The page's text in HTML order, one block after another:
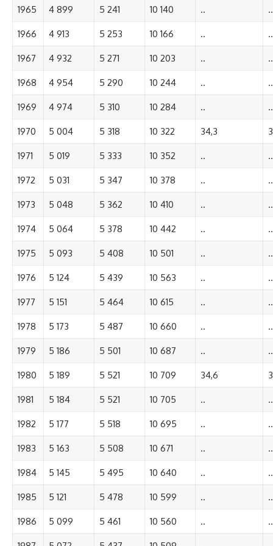
1965 4 899 5 241 10 140 .. ..
1966 4 913 5 253 10 166 .. ..
1967 4 932 5 271 10 203 .. ..
1968 4 954 5 290 10 244 .. ..
1969 4 974 5 310 10 284 .. ..
1970 5 004 5 318 10 322 34,3
1971 5 019 5 333 10 352 .. ..
1972 5 031 5 347 10 378 .. ..
1973 5 048 5 362 10 410 .. ..
1974 5 064 5 378 10 442 .. ..
1975 5 093 5 408 10 501 .. ..
1976 5 124 5 439 10 563 .. ..
1977 5 151 5 464 10 615 .. ..
1978 5 173 5 487 10 660 .. ..
1979 5 186 5 501 10 687 .. ..
1980 5 189 5 521 10 709 34,6
1981 5 184 5 521 10 705 .. ..
1982 5 177 5 518 10 695 .. ..
1983 5 163 5 508 10 671 .. ..
1984 5 145 5 495 10 640 .. ..
1985 5 121 5 478 10 599 .. ..
1986 5 099 5 461 10 560 .. ..